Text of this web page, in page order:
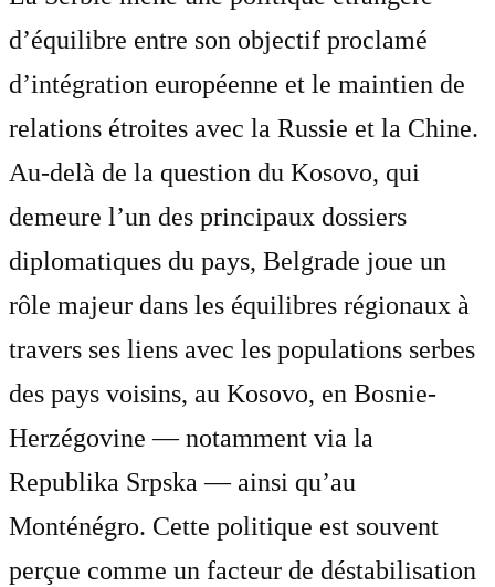
d’équilibre entre son objectif proclamé
d’intégration européenne et le maintien de
relations étroites avec la Russie et la Chine.
Au-delà de la question du Kosovo, qui
demeure l’un des principaux dossiers
diplomatiques du pays, Belgrade joue un
rôle majeur dans les équilibres régionaux à
travers ses liens avec les populations serbes
des pays voisins, au Kosovo, en Bosnie-
Herzégovine — notamment via la
Republika Srpska — ainsi qu’au
Monténégro. Cette politique est souvent
perçue comme un facteur de déstabilisation